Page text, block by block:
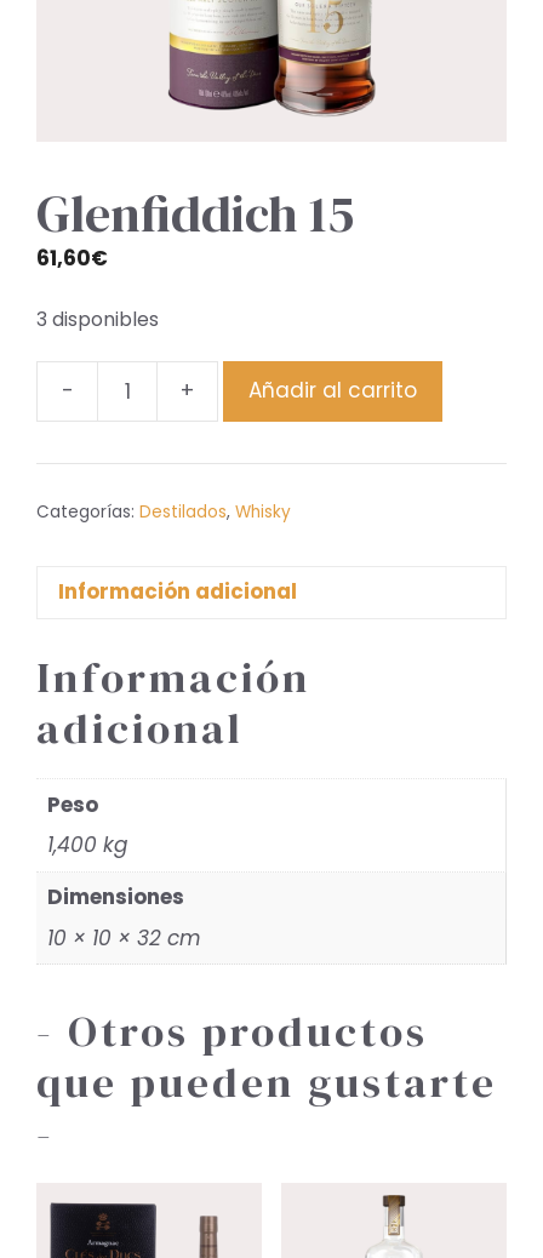
Glenfiddich 15
61,60€
3 disponibles
-
Glenfiddich
cantidad
+ Añadir al carrito
Categorías: Destilados, Whisky
Información adicional
Información
adicional
Peso
1,400 kg
Dimensiones
10 × 10 × 32 cm
- Otros productos
que pueden gustarte
-